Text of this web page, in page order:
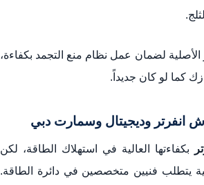
لضمان عمل نظام منع التجمد بكفاءة،
كما لو كان جديداً.
بكفاءتها العالية في استهلاك الطاقة، لكن
يتطلب فنيين متخصصين في دائرة الطاقة.